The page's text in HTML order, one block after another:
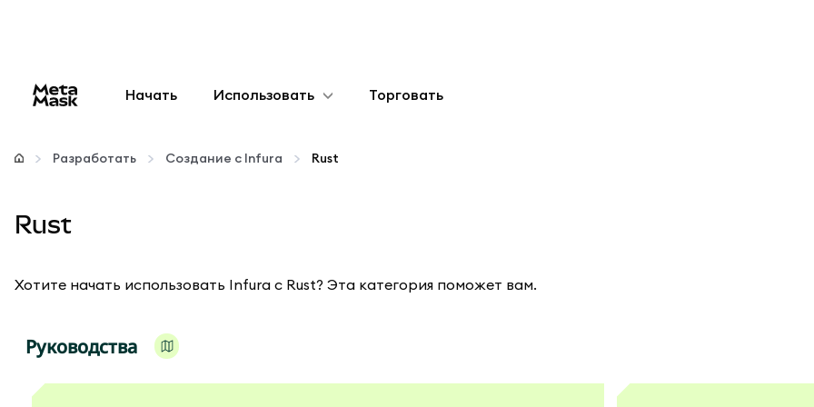
Начать Использовать
Настроить
Оставайтесь в безопасности
Торговать
Разработать Создание с Infura Rust
Rust
Хотите начать использовать Infura с Rust? Эта категория поможет вам.
Руководства